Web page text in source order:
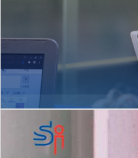
Matrículas Abertas 2026
Dupla
2º AO 5º ANO